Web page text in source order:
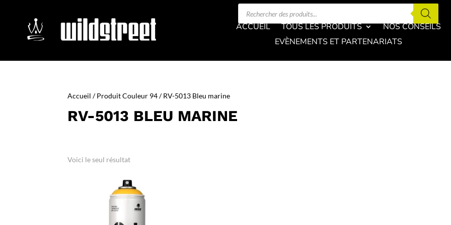
Recherche
ACCUEIL TOUS LES PRODUITS
NOS CONSEILS
EVÈNEMENTS ET PARTENARIATS
Accueil / Produit Couleur 94 / RV-5013 Bleu marine
RV-5013 BLEU MARINE
Voici le seul résultat